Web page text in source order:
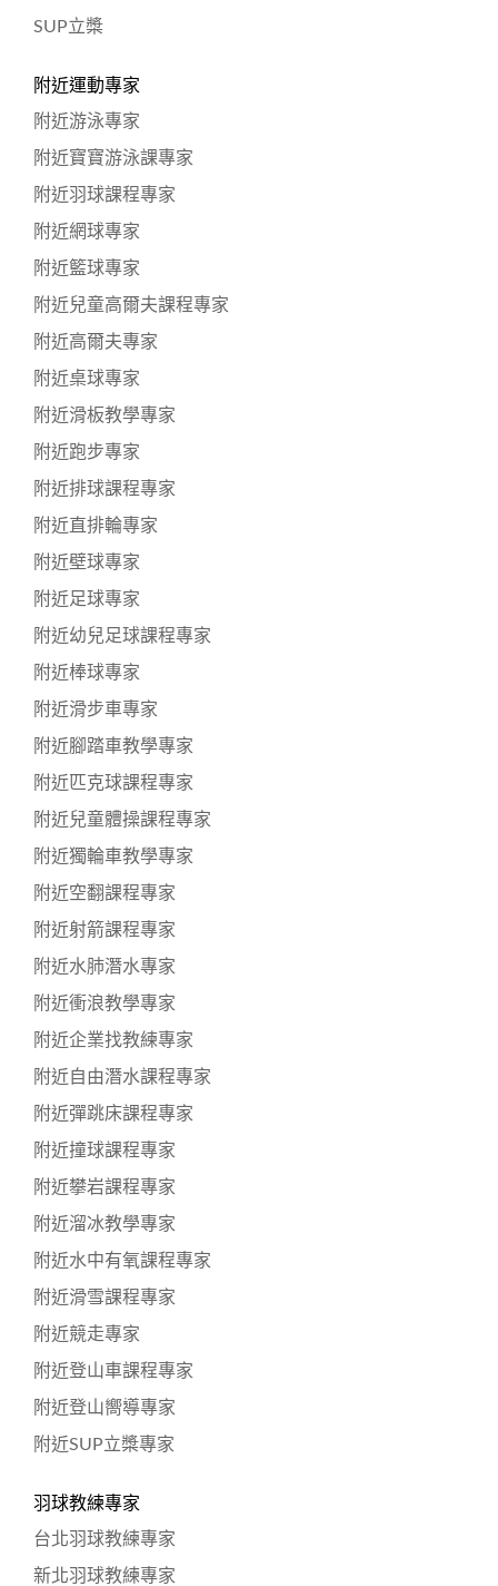
SUP立槳
附近運動專家
附近游泳專家
附近寶寶游泳課專家
附近羽球課程專家
附近網球專家
附近籃球專家
附近兒童高爾夫課程專家
附近高爾夫專家
附近桌球專家
附近滑板教學專家
附近跑步專家
附近排球課程專家
附近直排輪專家
附近壁球專家
附近足球專家
附近幼兒足球課程專家
附近棒球專家
附近滑步車專家
附近腳踏車教學專家
附近匹克球課程專家
附近兒童體操課程專家
附近獨輪車教學專家
附近空翻課程專家
附近射箭課程專家
附近水肺潛水專家
附近衝浪教學專家
附近企業找教練專家
附近自由潛水課程專家
附近彈跳床課程專家
附近撞球課程專家
附近攀岩課程專家
附近溜冰教學專家
附近水中有氧課程專家
附近滑雪課程專家
附近競走專家
附近登山車課程專家
附近登山嚮導專家
附近SUP立槳專家
羽球教練專家
台北羽球教練專家
新北羽球教練專家